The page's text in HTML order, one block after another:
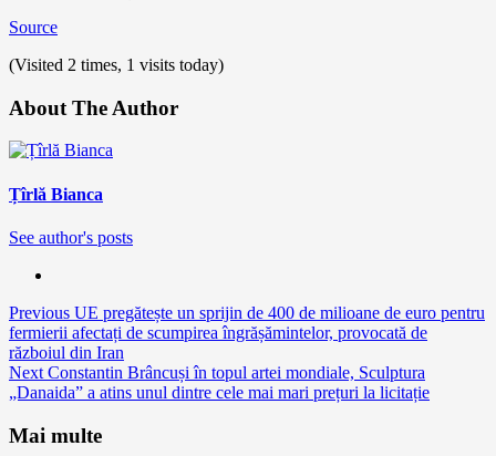
Source
(Visited 2 times, 1 visits today)
About The Author
Țîrlă Bianca
See author's posts
Continue
Reading
Previous UE pregătește un sprijin de 400 de milioane de euro pentru
fermierii afectați de scumpirea îngrășămintelor, provocată de
războiul din Iran
Next Constantin Brâncuși în topul artei mondiale, Sculptura
„Danaida” a atins unul dintre cele mai mari prețuri la licitație
Mai multe